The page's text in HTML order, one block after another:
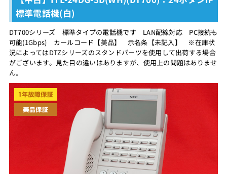
標準電話機(白)
DT700シリーズ 標準タイプの電話機です LAN配線対応 PC接続も
可能(1Gbps) カールコード【美品】 示名条【未記入】 ※在庫状
況によってはDTZシリーズのスタンドパーツを使用して出荷する場合
がございます。見た目の違いはありますが、使用上の問題はありませ
ん。